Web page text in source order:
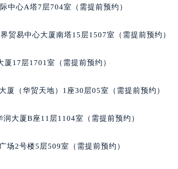
道梅河大街积家售后服务中心（需提前预约）
五环大街积家售后服务中心（需提前预约）
放路积家售后服务中心（需提前预约）
胜利路积家售后服务中心（需提前预约）
经街积家售后服务中心（需提前预约）
放大街积家售后服务中心（需提前预约）
中心A塔7层704室（需提前预约）
贸易中心大厦南塔15层1507室（需提前预约）
17层1701室（需提前预约）
厦（华贸天地）1座30层05室（需提前预约）
大厦B座11层1104室（需提前预约）
场2号楼5层509室（需提前预约）